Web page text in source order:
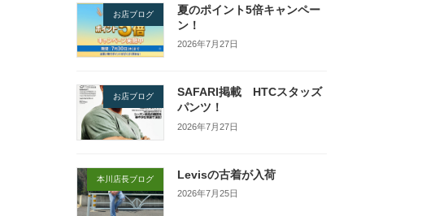
お店ブログ
夏のポイント5倍キャンペー
ン！
2026年7月27日
お店ブログ
SAFARI掲載 HTCスタッズ
パンツ！
2026年7月27日
本川店長ブログ Levisの古着が入荷
2026年7月25日